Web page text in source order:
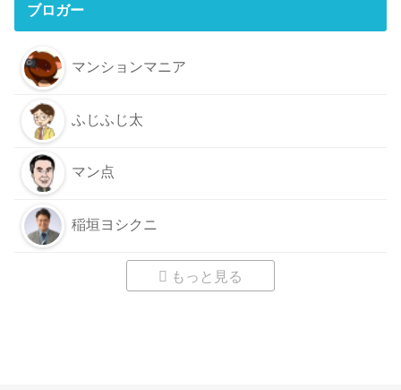
ブロガー
マンションマニア
ふじふじ太
マン点
稲垣ヨシクニ
もっと見る